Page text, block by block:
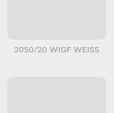
2050/20 WIGF WEISS